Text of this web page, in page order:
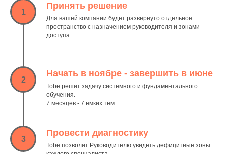
1
Принять решение
Для вашей компании будет развернуто отдельное
пространство с назначением руководителя и зонами
доступа
2
Начать в ноябре - завершить в июне
Tobe решит задачу системного и фундаментального
обучения.
7 месяцев - 7 емких тем
3
Провести диагностику
Tobe позволит Руководителю увидеть дефицитные зоны